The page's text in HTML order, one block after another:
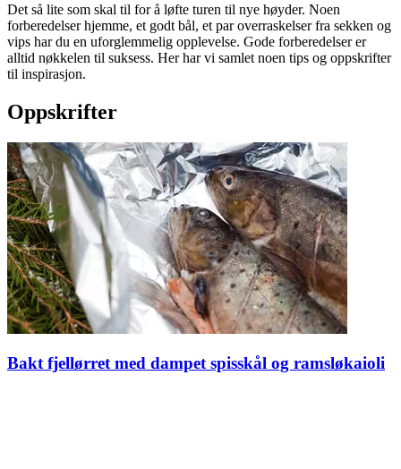
Det så lite som skal til for å løfte turen til nye høyder. Noen
forberedelser hjemme, et godt bål, et par overraskelser fra sekken og
vips har du en uforglemmelig opplevelse. Gode forberedelser er
alltid nøkkelen til suksess. Her har vi samlet noen tips og oppskrifter
til inspirasjon.
Oppskrifter
Bakt fjellørret med dampet spisskål og ramsløkaioli